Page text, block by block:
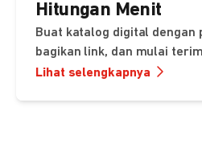
Hitungan Menit
Buat katalog digital dengan
bagikan link, dan mulai
Lihat selengkapnya